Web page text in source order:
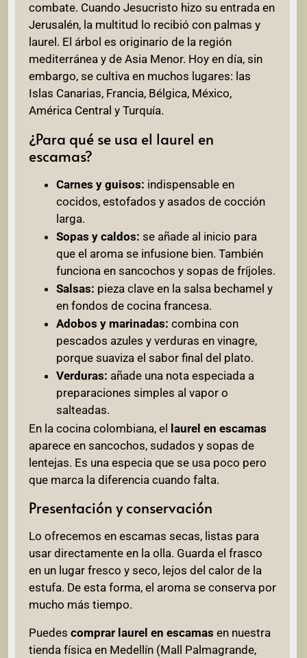
combate. Cuando Jesucristo hizo su entrada en
Jerusalén, la multitud lo recibió con palmas y
laurel. El árbol es originario de la región
mediterránea y de Asia Menor. Hoy en día, sin
embargo, se cultiva en muchos lugares: las
Islas Canarias, Francia, Bélgica, México,
América Central y Turquía.
¿Para qué se usa el laurel en
escamas?
Carnes y guisos: indispensable en
cocidos, estofados y asados de cocción
larga.
Sopas y caldos: se añade al inicio para
que el aroma se infusione bien. También
funciona en sancochos y sopas de fríjoles.
Salsas: pieza clave en la salsa bechamel y
en fondos de cocina francesa.
Adobos y marinadas: combina con
pescados azules y verduras en vinagre,
porque suaviza el sabor final del plato.
Verduras: añade una nota especiada a
preparaciones simples al vapor o
salteadas.
En la cocina colombiana, el laurel en escamas
aparece en sancochos, sudados y sopas de
lentejas. Es una especia que se usa poco pero
que marca la diferencia cuando falta.
Presentación y conservación
Lo ofrecemos en escamas secas, listas para
usar directamente en la olla. Guarda el frasco
en un lugar fresco y seco, lejos del calor de la
estufa. De esta forma, el aroma se conserva por
mucho más tiempo.
Puedes comprar laurel en escamas en nuestra
tienda física en Medellín (Mall Palmagrande,